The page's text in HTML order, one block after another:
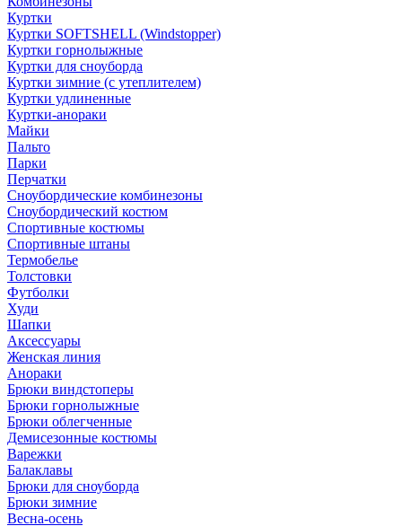
Куртки
Куртки SOFTSHELL (Windstopper)
Куртки горнолыжные
Куртки для сноуборда
Куртки зимние (с утеплителем)
Куртки удлиненные
Куртки-анораки
Майки
Пальто
Парки
Перчатки
Сноубордические комбинезоны
Сноубордический костюм
Спортивные костюмы
Спортивные штаны
Термобелье
Толстовки
Футболки
Худи
Шапки
Аксессуары
Женская линия
Анораки
Брюки виндстоперы
Брюки горнолыжные
Брюки облегченные
Демисезонные костюмы
Варежки
Балаклавы
Брюки для сноуборда
Брюки зимние
Весна-осень